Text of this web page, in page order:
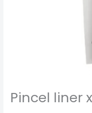
Pincel liner